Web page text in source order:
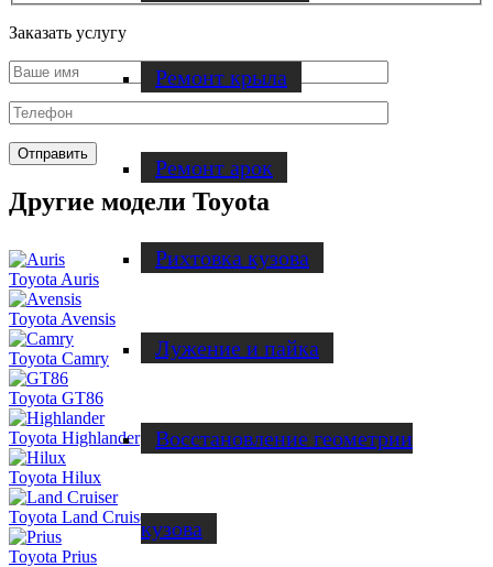
Ремонт крыла
Ремонт арок
Рихтовка кузова
Лужение и пайка
Восстановление геометрии
кузова
Заказать услугу
Другие модели Toyota
Toyota Auris
Toyota Avensis
Toyota Camry
Toyota GT86
Toyota Highlander
Toyota Hilux
Toyota Land Cruiser
Toyota Prius